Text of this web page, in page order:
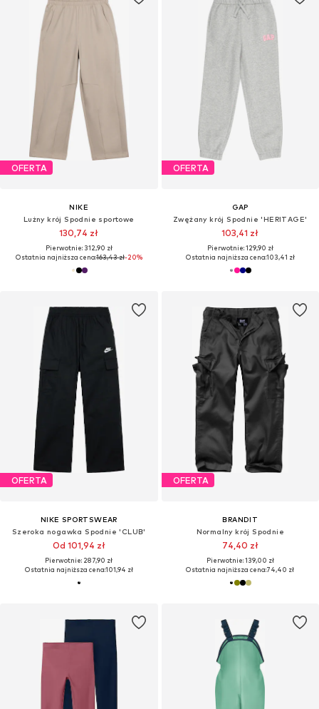
OFERTA
NIKE
Lużny krój Spodnie sportowe
130,74 zł
Pierwotnie: 312,90 zł
Ostatnia najniższa cena:163,43 zł-20%
OFERTA
GAP
Zwężany krój Spodnie 'HERITAGE'
103,41 zł
Pierwotnie: 129,90 zł
Ostatnia najniższa cena:103,41 zł
OFERTA
NIKE SPORTSWEAR
Szeroka nogawka Spodnie 'CLUB'
Od 101,94 zł
Pierwotnie: 287,90 zł
Ostatnia najniższa cena:101,94 zł
OFERTA
BRANDIT
Normalny krój Spodnie
74,40 zł
Pierwotnie: 139,00 zł
Ostatnia najniższa cena:74,40 zł